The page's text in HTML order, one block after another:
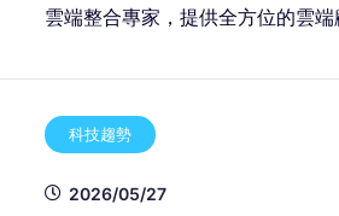
雲端整合專家，提供全方位的雲
科技趨勢
2026/05/27